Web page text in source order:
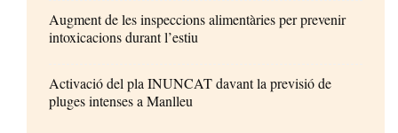
Augment de les inspeccions alimentàries per prevenir
intoxicacions durant l’estiu
Activació del pla INUNCAT davant la previsió de
pluges intenses a Manlleu